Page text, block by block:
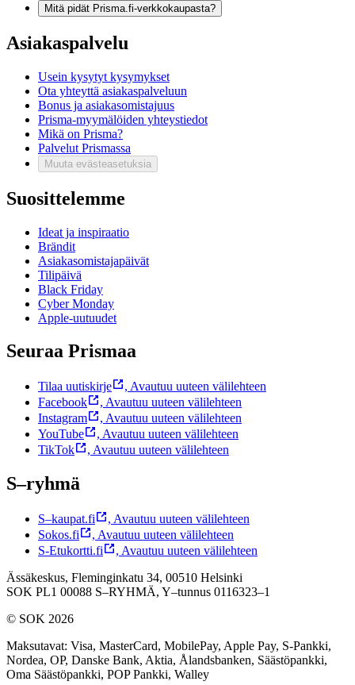
Mitä pidät Prisma.fi-verkkokaupasta?
Asiakaspalvelu
Usein kysytyt kysymykset
Ota yhteyttä asiakaspalveluun
Bonus ja asiakasomistajuus
Prisma-myymälöiden yhteystiedot
Mikä on Prisma?
Palvelut Prismassa
Muuta evästeasetuksia
Suosittelemme
Ideat ja inspiraatio
Brändit
Asiakasomistajapäivät
Tilipäivä
Black Friday
Cyber Monday
Apple-uutuudet
Seuraa Prismaa
Tilaa uutiskirje , Avautuu uuteen välilehteen
Facebook
, Avautuu uuteen välilehteen
Instagram
, Avautuu uuteen välilehteen
YouTube
, Avautuu uuteen välilehteen
TikTok
, Avautuu uuteen välilehteen
S–ryhmä
S–kaupat.fi , Avautuu uuteen välilehteen
Sokos.fi
, Avautuu uuteen välilehteen
S-Etukortti.fi
, Avautuu uuteen välilehteen
Ässäkeskus, Fleminginkatu 34, 00510 Helsinki
SOK PL1 00088 S–RYHMÄ, Y–tunnus 0116323–1
© SOK 2026
Maksutavat: Visa, MasterCard, MobilePay, Apple Pay, S-Pankki,
Nordea, OP, Danske Bank, Aktia, Ålandsbanken, Säästöpankki,
Oma Säästöpankki, POP Pankki, Walley